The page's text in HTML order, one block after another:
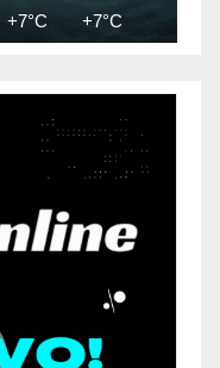
+7°C +7°C +7°C